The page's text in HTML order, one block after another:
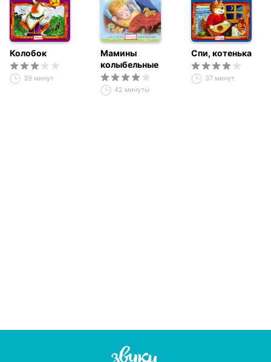
Колобок
39 минут
Мамины
колыбельные
42 минуты
Спи, котенька
37 минут